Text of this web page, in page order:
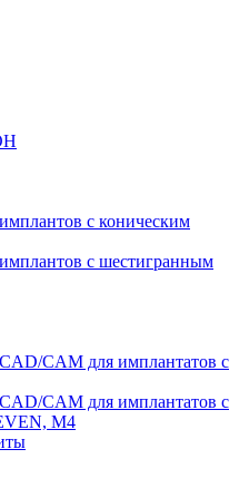
с коническим
с шестигранным
CAM для имплантатов с
CAM для имплантатов с
М4